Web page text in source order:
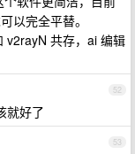
以完全平替。
v2rayN 共存，ai 编辑
52
就好了
53